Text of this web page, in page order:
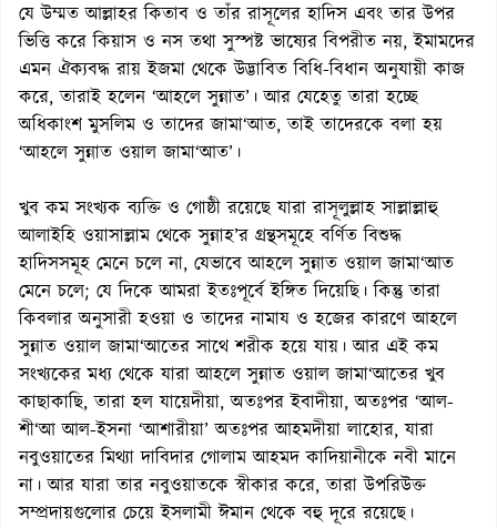
যে উম্মত আল্লাহর কিতাব ও তাঁর রাসূলের হাদিস এবং তার উপর
ভিত্তি করে কিয়াস ও নস তথা সুস্পষ্ট ভাষ্যের বিপরীত নয়, ইমামদের
এমন ঐক্যবদ্ধ রায় ইজমা থেকে উদ্ভাবিত বিধি-বিধান অনুযায়ী কাজ
করে, তারাই হলেন ‘আহলে সুন্নাত’। আর যেহেতু তারা হচ্ছে
অধিকাংশ মুসলিম ও তাদের জামা‘আত, তাই তাদেরকে বলা হয়
‘আহলে সুন্নাত ওয়াল জামা‘আত’।
খুব কম সংখ্যক ব্যক্তি ও গোষ্ঠী রয়েছে যারা রাসূলুল্লাহ সাল্লাল্লাহু
আলাইহি ওয়াসাল্লাম থেকে সুন্নাহ’র গ্রন্থসমূহে বর্ণিত বিশুদ্ধ
হাদিসসমূহ মেনে চলে না, যেভাবে আহলে সুন্নাত ওয়াল জামা‘আত
মেনে চলে; যে দিকে আমরা ইতঃপূর্বে ইঙ্গিত দিয়েছি। কিন্তু তারা
কিবলার অনুসারী হওয়া ও তাদের নামায ও হজের কারণে আহলে
সুন্নাত ওয়াল জামা‘আতের সাথে শরীক হয়ে যায়। আর এই কম
সংখ্যকের মধ্য থেকে যারা আহলে সুন্নাত ওয়াল জামা‘আতের খুব
কাছাকাছি, তারা হল যায়েদীয়া, অতঃপর ইবাদীয়া, অতঃপর ‘আল-
শী‘আ আল-ইসনা ‘আশারীয়া’ অতঃপর আহমদীয়া লাহোর, যারা
নবুওয়াতের মিথ্যা দাবিদার গোলাম আহমদ কাদিয়ানীকে নবী মানে
না। আর যারা তার নবুওয়াতকে স্বীকার করে, তারা উপরিউক্ত
সম্প্রদায়গুলোর চেয়ে ইসলামী ঈমান থেকে বহু দূরে রয়েছে।